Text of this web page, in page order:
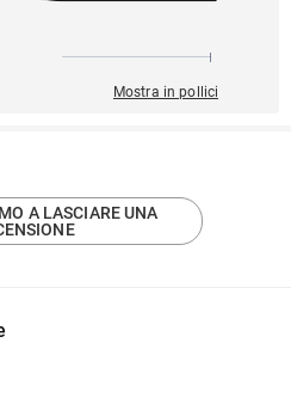
Mostra in pollici
A LASCIARE UNA